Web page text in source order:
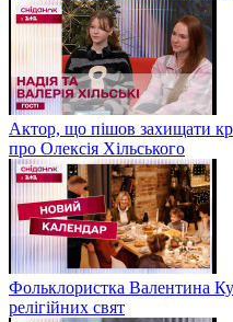
Актор, що пішов захищати
про Олексія Хільського
Фольклористка Валентина
релігійних свят